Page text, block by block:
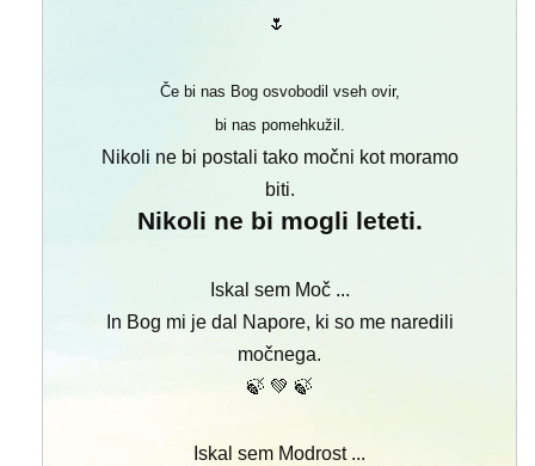
🌷
Če bi nas Bog osvobodil vseh ovir,
bi nas pomehkužil.
Nikoli ne bi postali tako močni kot moramo
biti.
Nikoli ne bi mogli leteti.
Iskal sem Moč ...
In Bog mi je dal Napore, ki so me naredili
močnega.
🍃 💚 🍃
Iskal sem Modrost ...